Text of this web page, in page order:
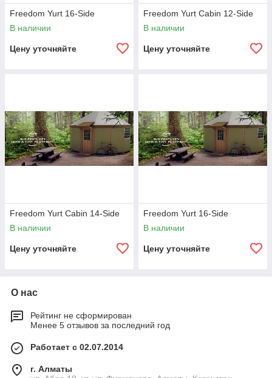
Freedom Yurt 16-Side
В наличии
Цену уточняйте
Freedom Yurt Cabin 12-Side
В наличии
Цену уточняйте
Freedom Yurt Cabin 14-Side
В наличии
Цену уточняйте
Freedom Yurt 16-Side
В наличии
Цену уточняйте
О нас
Рейтинг не сформирован
Менее 5 отзывов за последний год
Работает с 02.07.2014
г. Алматы